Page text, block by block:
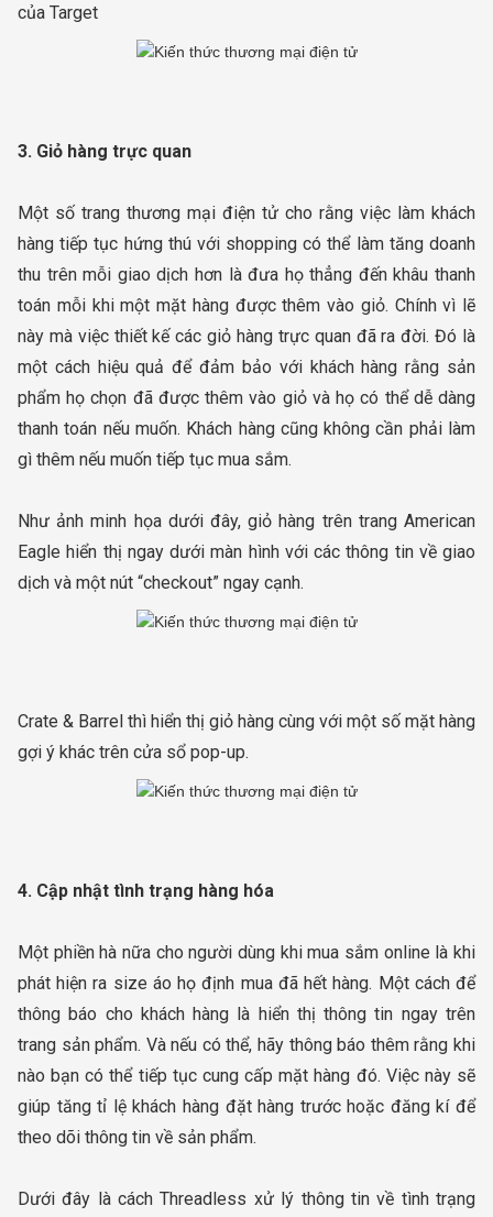
của Target
3. Giỏ hàng trực quan
Một số trang thương mại điện tử cho rằng việc làm khách
hàng tiếp tục hứng thú với shopping có thể làm tăng doanh
thu trên mỗi giao dịch hơn là đưa họ thẳng đến khâu thanh
toán mỗi khi một mặt hàng được thêm vào giỏ. Chính vì lẽ
này mà việc thiết kế các giỏ hàng trực quan đã ra đời. Đó là
một cách hiệu quả để đảm bảo với khách hàng rằng sản
phẩm họ chọn đã được thêm vào giỏ và họ có thể dễ dàng
thanh toán nếu muốn. Khách hàng cũng không cần phải làm
gì thêm nếu muốn tiếp tục mua sắm.
Như ảnh minh họa dưới đây, giỏ hàng trên trang American
Eagle hiển thị ngay dưới màn hình với các thông tin về giao
dịch và một nút “checkout” ngay cạnh.
Crate & Barrel thì hiển thị giỏ hàng cùng với một số mặt hàng
gợi ý khác trên cửa sổ pop-up.
4. Cập nhật tình trạng hàng hóa
Một phiền hà nữa cho người dùng khi mua sắm online là khi
phát hiện ra size áo họ định mua đã hết hàng. Một cách để
thông báo cho khách hàng là hiển thị thông tin ngay trên
trang sản phẩm. Và nếu có thể, hãy thông báo thêm rằng khi
nào bạn có thể tiếp tục cung cấp mặt hàng đó. Việc này sẽ
giúp tăng tỉ lệ khách hàng đặt hàng trước hoặc đăng kí để
theo dõi thông tin về sản phẩm.
Dưới đây là cách Threadless xử lý thông tin về tình trạng